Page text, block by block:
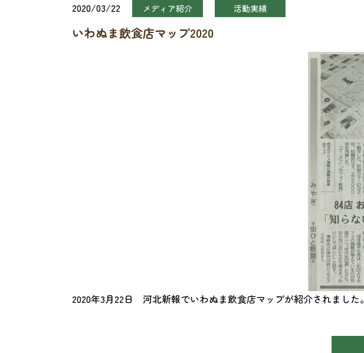
2020/03/22 メディア紹介 活動実績
いわぬま飲食店マップ2020
2020年3月22日 河北新報でいわぬま飲食店マップが紹介されました。